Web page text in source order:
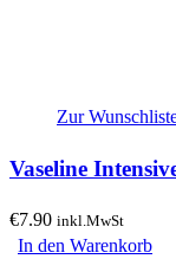
Zur
Vaseline
€7.90 inkl.MwSt
In den Warenkorb